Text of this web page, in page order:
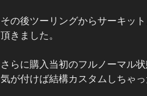
その後ツーリングからサーキッ
頂きました。
さらに購入当初のフルノーマル
気が付けば結構カスタムしちゃっ